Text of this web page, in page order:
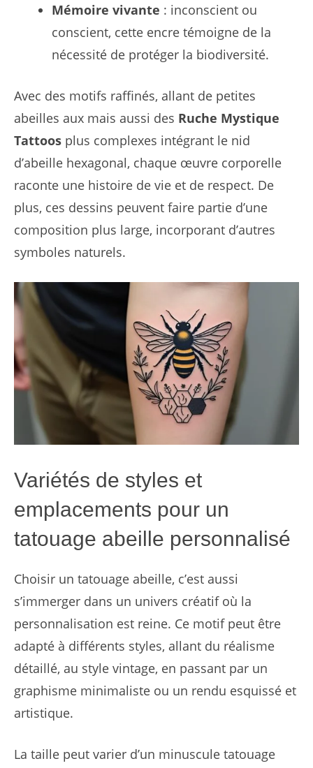
Mémoire vivante : inconscient ou
conscient, cette encre témoigne de la
nécessité de protéger la biodiversité.
Avec des motifs raffinés, allant de petites
abeilles aux mais aussi des Ruche Mystique
Tattoos plus complexes intégrant le nid
d’abeille hexagonal, chaque œuvre corporelle
raconte une histoire de vie et de respect. De
plus, ces dessins peuvent faire partie d’une
composition plus large, incorporant d’autres
symboles naturels.
Variétés de styles et
emplacements pour un
tatouage abeille personnalisé
Choisir un tatouage abeille, c’est aussi
s’immerger dans un univers créatif où la
personnalisation est reine. Ce motif peut être
adapté à différents styles, allant du réalisme
détaillé, au style vintage, en passant par un
graphisme minimaliste ou un rendu esquissé et
artistique.
La taille peut varier d’un minuscule tatouage